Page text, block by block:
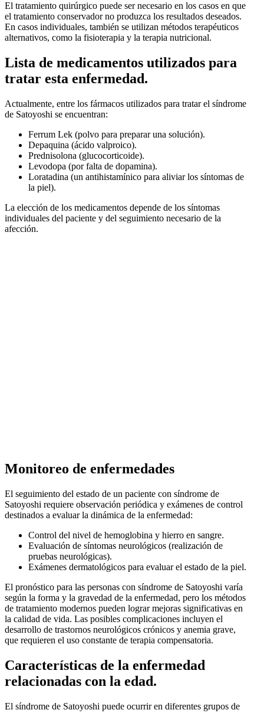
El tratamiento quirúrgico puede ser necesario en los casos en que
el tratamiento conservador no produzca los resultados deseados.
En casos individuales, también se utilizan métodos terapéuticos
alternativos, como la fisioterapia y la terapia nutricional.
Lista de medicamentos utilizados para
tratar esta enfermedad.
Actualmente, entre los fármacos utilizados para tratar el síndrome
de Satoyoshi se encuentran:
Ferrum Lek (polvo para preparar una solución).
Depaquina (ácido valproico).
Prednisolona (glucocorticoide).
Levodopa (por falta de dopamina).
Loratadina (un antihistamínico para aliviar los síntomas de
la piel).
La elección de los medicamentos depende de los síntomas
individuales del paciente y del seguimiento necesario de la
afección.
Monitoreo de enfermedades
El seguimiento del estado de un paciente con síndrome de
Satoyoshi requiere observación periódica y exámenes de control
destinados a evaluar la dinámica de la enfermedad:
Control del nivel de hemoglobina y hierro en sangre.
Evaluación de síntomas neurológicos (realización de
pruebas neurológicas).
Exámenes dermatológicos para evaluar el estado de la piel.
El pronóstico para las personas con síndrome de Satoyoshi varía
según la forma y la gravedad de la enfermedad, pero los métodos
de tratamiento modernos pueden lograr mejoras significativas en
la calidad de vida. Las posibles complicaciones incluyen el
desarrollo de trastornos neurológicos crónicos y anemia grave,
que requieren el uso constante de terapia compensatoria.
Características de la enfermedad
relacionadas con la edad.
El síndrome de Satoyoshi puede ocurrir en diferentes grupos de